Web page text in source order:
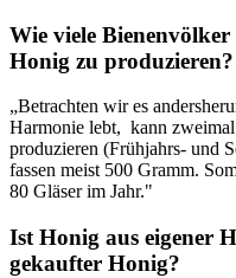
Wie viele
Honig zu produzieren?
„Betrachten wir es
Harmonie lebt, kann
produzieren (Frühjahrs- und
fassen meist 500 Gramm.
80 Gläser im Jahr."
Ist Honig aus eigener
gekaufter Honig?